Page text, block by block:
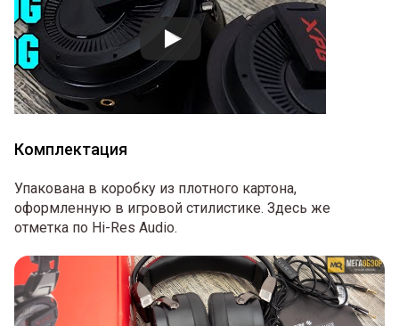
Комплектация
Упакована в коробку из плотного картона,
оформленную в игровой стилистике. Здесь же
отметка по Hi-Res Audio.